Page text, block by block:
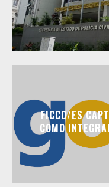
FICCO/ES
COMO